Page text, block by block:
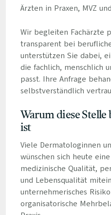
Ärzten in Praxen, MVZ
Wir begleiten Fachärzte
transparent bei
unterstützen Sie dabei,
die fachlich, menschlich
passt. Ihre Anfrage
selbstverständlich
Warum diese
ist
Viele Dermatologinnen
wünschen sich heute
medizinische Qualität,
und Lebensqualität
unternehmerisches
organisatorische